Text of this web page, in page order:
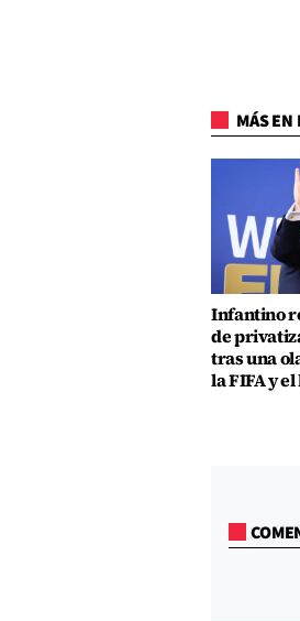
MÁS EN
Infantino
de
tras una
la FIFA y